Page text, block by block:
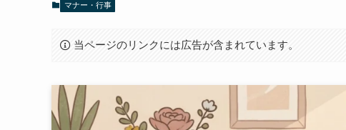
マナー・行事
当ページのリンクには広告が含まれています。